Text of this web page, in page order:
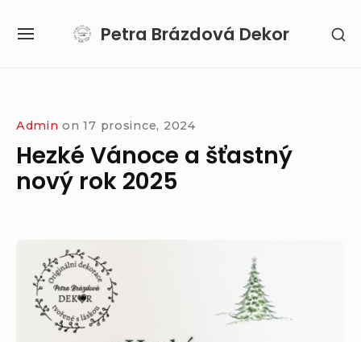
Petra Brázdová Dekor
SITE
Admin on 17 prosince, 2024
Hezké Vánoce a šťastný
nový rok 2025